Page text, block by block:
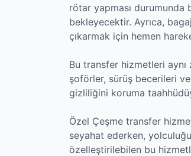
rötar yapması
bekleyecektir. Ayrıca,
çıkarmak için hemen
Bu transfer hizmetleri
şoförler, sürüş becerileri
gizliliğini koruma
Özel Çeşme transfer
seyahat ederken,
özelleştirilebilen bu